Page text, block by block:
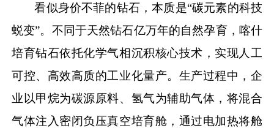
看似身价不菲的钻石，本质是“碳元素的科技
蜕变”。不同于天然钻石亿万年的自然孕育，喀什
培育钻石依托化学气相沉积核心技术，实现人工
可控、高效高质的工业化量产。生产过程中，企
业以甲烷为碳源原料、氢气为辅助气体，将混合
气体注入密闭负压真空培育舱，通过电加热将舱